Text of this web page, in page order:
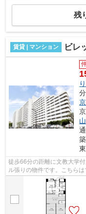
残
賃貸 | マンション ビレ
分
徒歩66分の距離に文教大学
ル張りの物件です。こちら
ドで初期費用をお支払いいた